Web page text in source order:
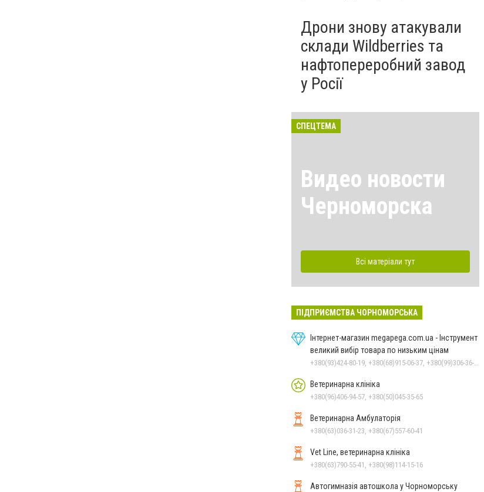
Дрони знову атакували
склади Wildberries та
нафтопереробний завод
у Росії
СПЕЦТЕМА
Видео новости
Черноморска
Всі матеріали тут
ПІДПРИЄМСТВА ЧОРНОМОРСЬКА
Інтернет-магазин megapega.com.ua - Інструмент
великий вибір товара по низьким цінам
Ветеринарна клініка
+380(96)406-94-57, +380(50)045-35-65
Ветеринарна Амбулаторія
+380(63)036-31-23, +380(67)557-60-41
Vet Line, ветеринарна клініка
+380(63)790-55-41, +380(98)114-15-16
Автогимназія автошкола у Чорноморську